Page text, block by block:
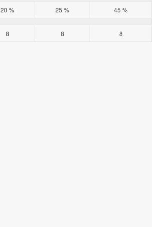
20 % 25 % 45 %
8 8 8